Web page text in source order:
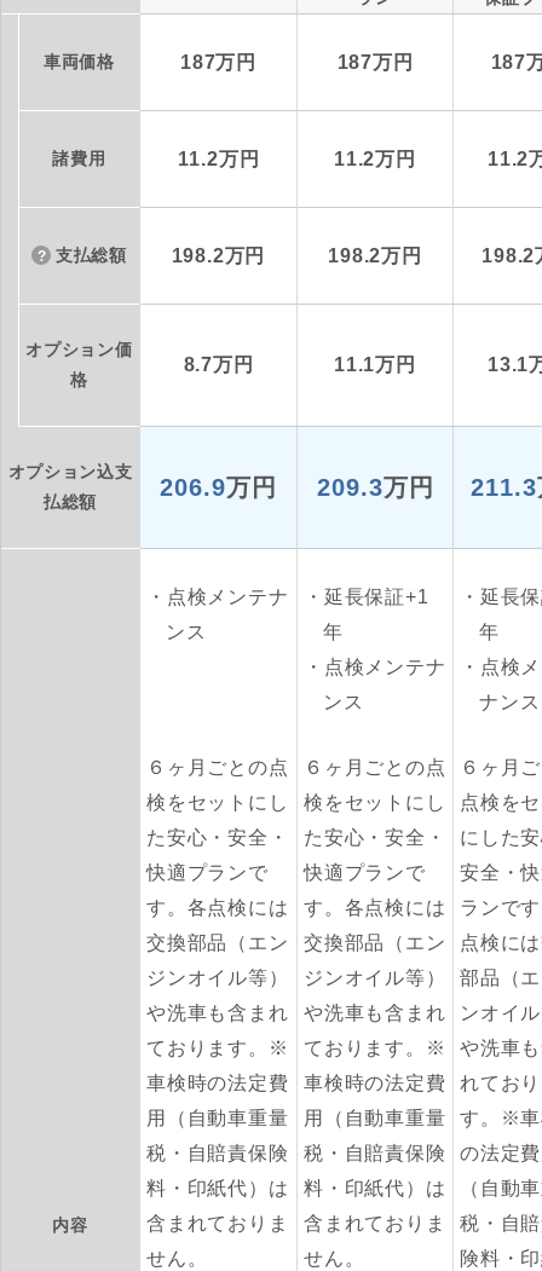
車両価格 187万円 187万円 187
諸費用 11.2万円 11.2万円 11.2
支払総額 198.2万円 198.2万円 198.2
オプション価
格
8.7万円 11.1万円 13.1
オプション込支
払総額
206.9万円 209.3万円 211.3
内容
点検メンテナ
ンス
延長保証+1
年
点検メンテナ
ンス
延長
年
点検
ナンス
６ヶ月ごとの点
検をセットにし
た安心・安全・
快適プランで
す。各点検には
交換部品（エン
ジンオイル等）
や洗車も含まれ
ております。※
車検時の法定費
用（自動車重量
税・自賠責保険
料・印紙代）は
含まれておりま
せん。
６ヶ月ごとの点
検をセットにし
た安心・安全・
快適プランで
す。各点検には
交換部品（エン
ジンオイル等）
や洗車も含まれ
ております。※
車検時の法定費
用（自動車重量
税・自賠責保険
料・印紙代）は
含まれておりま
せん。
６ヶ月
点検を
にした
安全・
ランで
点検に
部品（
ンオイ
や洗車
れてお
す。※車
の法定
（自動
税・自
険料・